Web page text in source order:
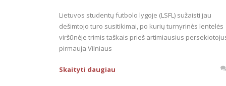
Lietuvos studentų futbolo lygoje (LSFL) sužaisti jau
dešimtojo turo susitikimai, po kurių turnyrinės lentelės
viršūnėje trimis taškais prieš artimiausius
pirmauja Vilniaus
Skaityti daugiau